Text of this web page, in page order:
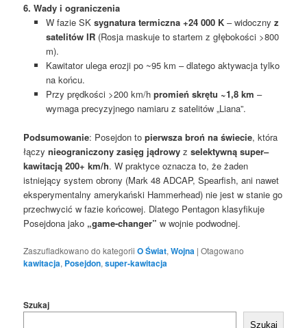
6. Wady i ograniczenia
W fazie SK sygnatura termiczna +24 000 K– widoczny z
satelitów IR(Rosja maskuje to startem z głębokości >800
m).
Kawitator ulega erozji po ~95 km – dlatego aktywacja tylko
na końcu.
Przy prędkości >200 km/h promień skrętu ~1,8 km –
wymaga precyzyjnego namiaru z satelitów „Liana”.
Podsumowanie: Posejdon topierwsza broń na świecie, która
łączynieograniczony zasięg jądrowy zselektywną super–
kawitacją 200+ km/h. W praktyce oznacza to, że żaden
istniejący system obrony (Mark 48 ADCAP, Spearfish, ani nawet
eksperymentalny amerykański Hammerhead) nie jest w stanie go
przechwycić w fazie końcowej. Dlatego Pentagon klasyfikuje
Posejdona jako „game-changer” w wojnie podwodnej.
Zaszufladkowano do kategorii O Świat,Wojna |Otagowano
kawitacja, Posejdon,super-kawitacja
Szukaj
Szukaj